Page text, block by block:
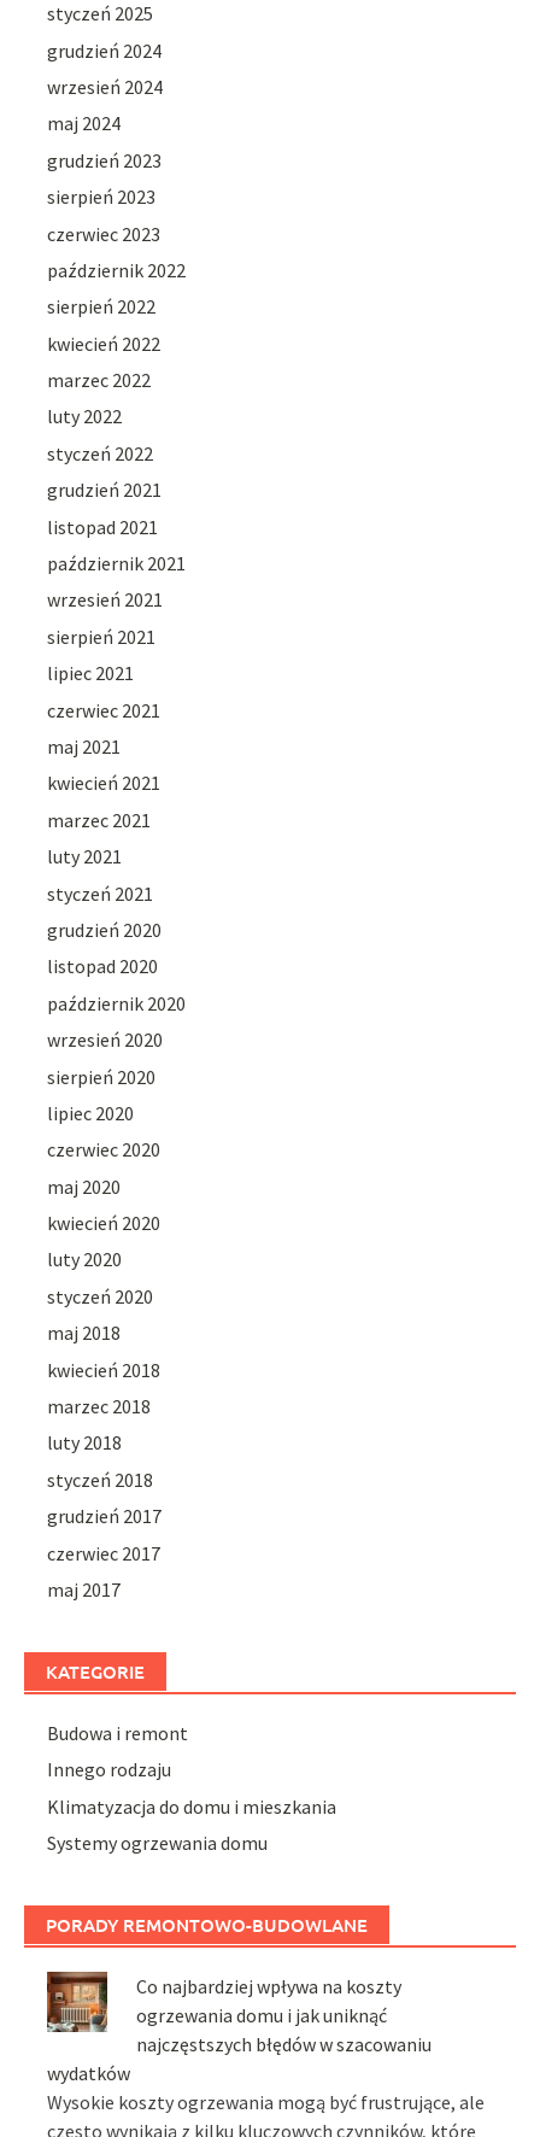
styczeń 2025
grudzień 2024
wrzesień 2024
maj 2024
grudzień 2023
sierpień 2023
czerwiec 2023
październik 2022
sierpień 2022
kwiecień 2022
marzec 2022
luty 2022
styczeń 2022
grudzień 2021
listopad 2021
październik 2021
wrzesień 2021
sierpień 2021
lipiec 2021
czerwiec 2021
maj 2021
kwiecień 2021
marzec 2021
luty 2021
styczeń 2021
grudzień 2020
listopad 2020
październik 2020
wrzesień 2020
sierpień 2020
lipiec 2020
czerwiec 2020
maj 2020
kwiecień 2020
luty 2020
styczeń 2020
maj 2018
kwiecień 2018
marzec 2018
luty 2018
styczeń 2018
grudzień 2017
czerwiec 2017
maj 2017
KATEGORIE
Budowa i remont
Innego rodzaju
Klimatyzacja do domu i mieszkania
Systemy ogrzewania domu
PORADY REMONTOWO-BUDOWLANE
Co najbardziej wpływa na koszty
ogrzewania domu i jak uniknąć
najczęstszych błędów w szacowaniu
wydatków
Wysokie koszty ogrzewania mogą być frustrujące, ale
często wynikają z kilku kluczowych czynników, które